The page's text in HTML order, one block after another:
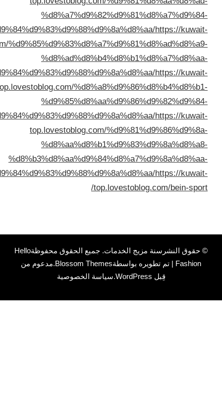
top.lovestoblog.com/
top.lovestoblog.com/
top.lovestoblog.com/
. جميع الحقوق محفوظة Hello
Blossom Themes.مدعوم من
سياسة الخصوصية